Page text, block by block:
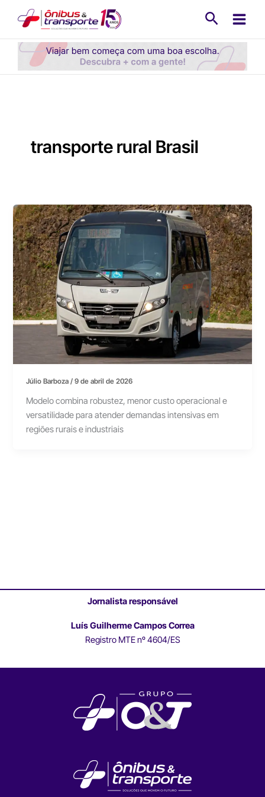
conteúdo
transporte rural Brasil
Júlio Barboza/9 de abril de 2026
Modelo combina robustez, menor custo operacional e
versatilidade para atender demandas intensivas em
regiões rurais e industriais
Jornalista responsável
Luís Guilherme Campos Correa
Registro MTE nº 4604/ES